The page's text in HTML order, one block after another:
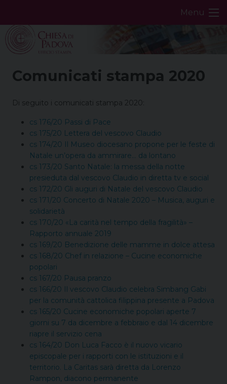
content
Menu
Comunicati stampa 2020
Di seguito i comunicati stampa 2020:
cs 176/20 Passi di Pace
cs 175/20 Lettera del vescovo Claudio
cs 174/20 Il Museo diocesano propone per le feste di
Natale un’opera da ammirare… da lontano
cs 173/20 Santo Natale: la messa della notte
presieduta dal vescovo Claudio in diretta tv e social
cs 172/20 Gli auguri di Natale del vescovo Claudio
cs 171/20 Concerto di Natale 2020 – Musica, auguri e
solidarietà
cs 170/20 «La carità nel tempo della fragilità» –
Rapporto annuale 2019
cs 169/20 Benedizione delle mamme in dolce attesa
cs 168/20 Chef in relazione – Cucine economiche
popolari
cs 167/20 Pausa pranzo
cs 166/20 Il vescovo Claudio celebra Simbang Gabi
per la comunità cattolica filippina presente a Padova
cs 165/20 Cucine economiche popolari aperte 7
giorni su 7 da dicembre a febbraio e dal 14 dicembre
riapre il servizio cena
cs 164/20 Don Luca Facco è il nuovo vicario
episcopale per i rapporti con le istituzioni e il
territorio. La Caritas sarà diretta da Lorenzo
Rampon, diacono permanente